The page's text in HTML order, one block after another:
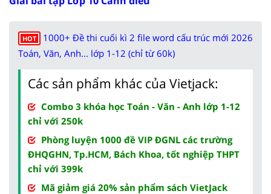
HOT
1000+ Đề thi cuối kì 2 file word cấu trúc mới 2026
Toán, Văn, Anh... lớp 1-12 (chỉ từ 60k)
Các sản phẩm khác của Vietjack:
Combo 3 khóa học Toán - Văn - Anh lớp 1-12
chỉ với 250k
Phòng luyện 1000 đề VIP ĐGNL các trường
ĐHQGHN, Tp.HCM, Bách Khoa, tốt nghiệp THPT
chỉ với 399k
Mã giảm giá 20% sản phẩm sách VietJack